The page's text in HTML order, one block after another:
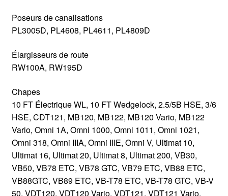
Poseurs de canalisations
PL3005D, PL4608, PL4611, PL4809D
Élargisseurs de route
RW100A, RW195D
Chapes
10 FT Électrique WL, 10 FT Wedgelock, 2.5/5B HSE, 3/6
HSE, CDT121, MB120, MB122, MB120 Vario, MB122
Vario, Omni 1A, Omni 1000, Omni 1011, Omni 1021,
Omni 318, Omni IIIA, Omni IIIE, Omni V, Ultimat 10,
Ultimat 16, Ultimat 20, Ultimat 8, Ultimat 200, VB30,
VB50, VB78 ETC, VB78 GTC, VB79 ETC, VB88 ETC,
VB88GTC, VB89 ETC, VB-T78 ETC, VB-T78 GTC, VB-V
50, VDT120, VDT120 Vario, VDT121, VDT121 Vario,